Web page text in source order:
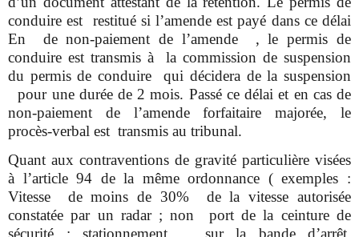
conduire est restitué si l’amende est payé dans ce délai
En de non-paiement de l’amende , le permis de
conduire est transmis à la commission de suspension
du permis de conduire qui décidera de la suspension
pour une durée de 2 mois. Passé ce délai et en cas de
non-paiement de l’amende forfaitaire majorée, le
procès-verbal est transmis au tribunal.
Quant aux contraventions de gravité particulière visées
à l’article 94 de la même ordonnance ( exemples :
Vitesse de moins de 30% de la vitesse autorisée
constatée par un radar ; non port de la ceinture de